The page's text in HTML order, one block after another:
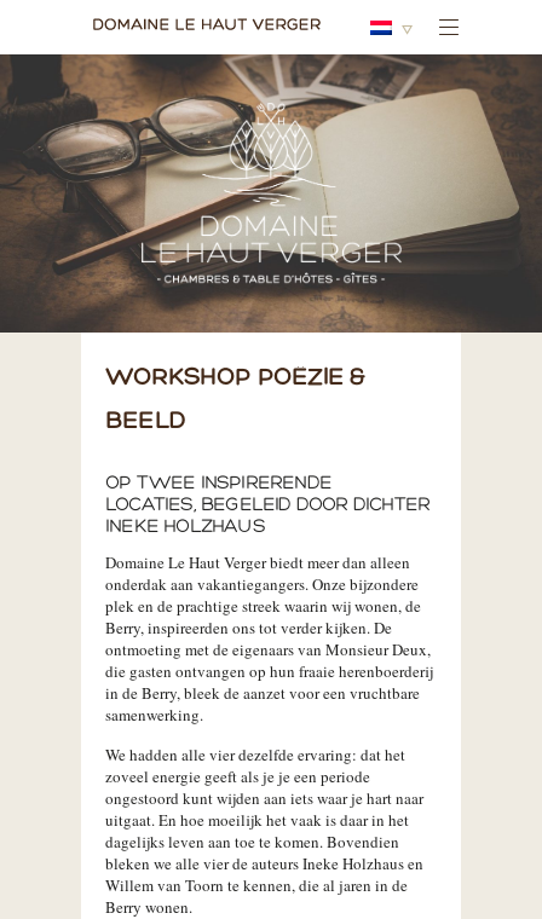
WORKSHOP POËZIE &
BEELD
OP TWEE INSPIRERENDE
LOCATIES, BEGELEID DOOR DICHTER
INEKE HOLZHAUS
Domaine Le Haut Verger biedt meer dan alleen
onderdak aan vakantiegangers. Onze bijzondere
plek en de prachtige streek waarin wij wonen, de
Berry, inspireerden ons tot verder kijken. De
ontmoeting met de eigenaars van Monsieur Deux,
die gasten ontvangen op hun fraaie herenboerderij
in de Berry, bleek de aanzet voor een vruchtbare
samenwerking.
We hadden alle vier dezelfde ervaring: dat het
zoveel energie geeft als je je een periode
ongestoord kunt wijden aan iets waar je hart naar
uitgaat. En hoe moeilijk het vaak is daar in het
dagelijks leven aan toe te komen. Bovendien
bleken we alle vier de auteurs Ineke Holzhaus en
Willem van Toorn te kennen, die al jaren in de
Berry wonen.